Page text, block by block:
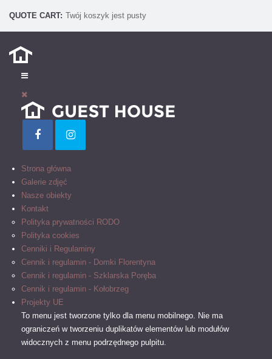
QUOTE CART: Twój koszyk jest pusty
Strona główna
Galerie zdjęć
Nasze obiekty
Kontakt
Polityka prywatności RODO
Polityka cookies
Cenniki i Regulaminy
Cennik i regulamin - Domki Florentyna
Cennik i regulamin - Szklarska Poręba
Cennik i regulamin - Kołobrzeg
Projekty UE
To menu jest tworzone tylko dla menu mobilnego.
Nie ma
ograniczeń w tworzeniu duplikatów elementów lub modułów
widocznych z menu podrzędnego pulpitu.